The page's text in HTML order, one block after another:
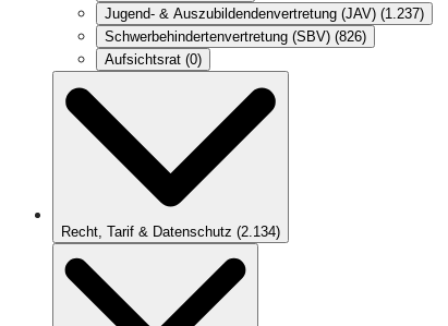
Jugend- & Auszubildendenvertretung (JAV) (1.237)
Schwerbehindertenvertretung (SBV) (826)
Aufsichtsrat (0)
Recht, Tarif & Datenschutz (2.134)